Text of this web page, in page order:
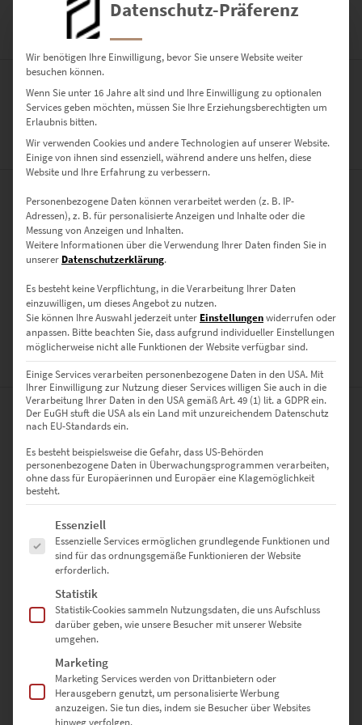
BESCHREIBUNG
Ein kleiner Planet am Sportplatz des FC Gärtringen.
ZUSÄTZLICHE INFORMATIONEN
PRODUKT BESONDERHEITEN
AUSFÜHRUNG
Poster, Leinwand auf Keilrahmen, Acrylglas
GRÖSSE
40 x 40 cm, 50 x 50 cm, 60 x 60 cm, 70 x 70 cm, 80 x 80 cm, 90 x 90 cm,
100 x 100 cm
BEWERTUNGEN (0)
Bewertungen
0 0Bewertungen
0
Datenschutz-Präferenz
Wir benötigen Ihre Einwilligung, bevor Sie unsere Website weiter
besuchen können.
Wenn Sie unter 16 Jahre alt sind und Ihre Einwilligung zu optionalen
Services geben möchten, müssen Sie Ihre Erziehungsberechtigten um
Erlaubnis bitten.
Wir verwenden Cookies und andere Technologien auf unserer Website.
Einige von ihnen sind essenziell, während andere uns helfen, diese
Website und Ihre Erfahrung zu verbessern.
Personenbezogene Daten können verarbeitet werden (z. B. IP-
Adressen), z. B. für personalisierte Anzeigen und Inhalte oder die
Messung von Anzeigen und Inhalten.
Weitere Informationen über die Verwendung Ihrer Daten finden Sie in
unserer Datenschutzerklärung.
Es besteht keine Verpflichtung, in die Verarbeitung Ihrer Daten
einzuwilligen, um dieses Angebot zu nutzen.
Sie können Ihre Auswahl jederzeit unter Einstellungenwiderrufen oder
anpassen. Bitte beachten Sie, dass aufgrund individueller Einstellungen
möglicherweise nicht alle Funktionen der Website verfügbar sind.
Einige Services verarbeiten personenbezogene Daten in den USA. Mit
Ihrer Einwilligung zur Nutzung dieser Services willigen Sie auch in die
Verarbeitung Ihrer Daten in den USA gemäß Art. 49 (1) lit. a GDPR ein.
Der EuGH stuft die USA als ein Land mit unzureichendem Datenschutz
nach EU-Standards ein.
Es besteht beispielsweise die Gefahr, dass US-Behörden
personenbezogene Daten in Überwachungsprogrammen verarbeiten,
ohne dass für Europäerinnen und Europäer eine Klagemöglichkeit
besteht.
Es folgt eine Liste der Service-Gruppen, für die eine Einwilligung
Essenziell
Essenzielle Services ermöglichen grundlegende Funktionen und
sind für das ordnungsgemäße Funktionieren der Website
erforderlich.
Statistik
Statistik-Cookies sammeln Nutzungsdaten, die uns Aufschluss
darüber geben, wie unsere Besucher mit unserer Website
umgehen.
Marketing
Marketing Services werden von Drittanbietern oder
Herausgebern genutzt, um personalisierte Werbung
anzuzeigen. Sie tun dies, indem sie Besucher über Websites